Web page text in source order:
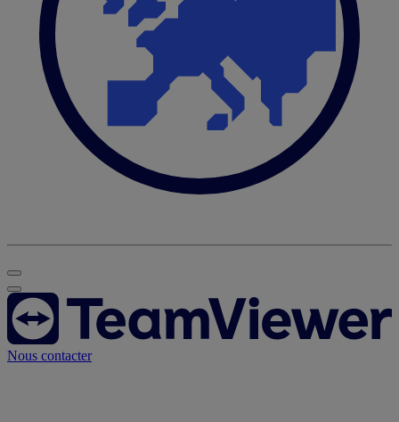
Nous contacter